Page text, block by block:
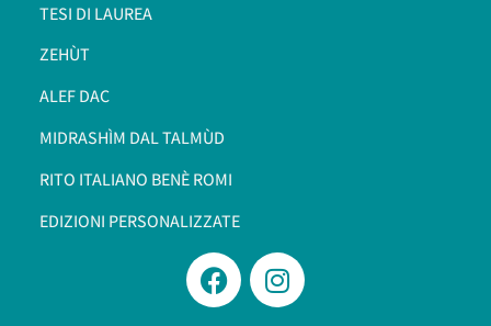
TESI DI LAUREA
ZEHÙT
ALEF DAC
MIDRASHÌM DAL TALMÙD
RITO ITALIANO BENÈ ROMI​
EDIZIONI PERSONALIZZATE